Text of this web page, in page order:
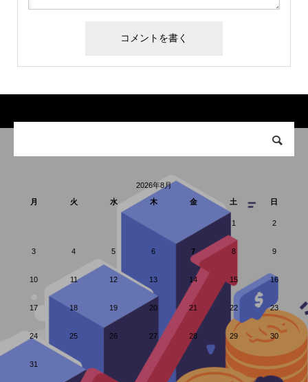
2026年8月
月
火 水 木 金 土 日
1 2
3 4 5 6 7 8 9
10 11 12 13 14 15 16
17 18 19 20 21 22 23
24 25 26 27 28 29 30
31